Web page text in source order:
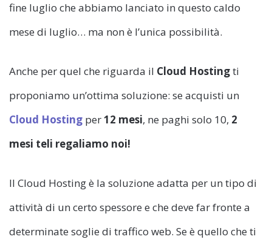
fine luglio che abbiamo lanciato in questo caldo
mese di luglio… ma non è l’unica possibilità.
Anche per quel che riguarda il Cloud Hostingti
proponiamo un’ottima soluzione: se acquisti un
Cloud Hosting per12 mesi, ne paghi solo 10, 2
mesi teli regaliamo noi!
Il Cloud Hosting è la soluzione adatta per un tipo di
attività di un certo spessore e che deve far fronte a
determinate soglie di traffico web. Se è quello che ti